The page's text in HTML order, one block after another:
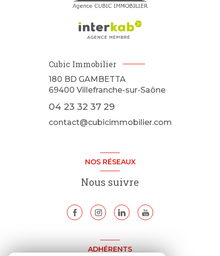
Cubic Immobilier
180 BD GAMBETTA
69400 Villefranche-sur-Saône
04 23 32 37 29
contact@cubicimmobilier.com
NOS RÉSEAUX
Nous suivre
ADHÉRENTS